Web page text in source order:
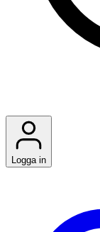
Logga in